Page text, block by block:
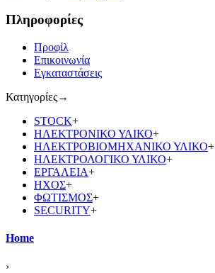
Πληροφορίες
Προφίλ
Επικοινωνία
Εγκαταστάσεις
Κατηγορίες→
STOCK+
ΗΛΕΚΤΡΟΝΙΚΟ ΥΛΙΚΟ+
ΗΛΕΚΤΡΟΒΙΟΜΗΧΑΝΙΚΟ ΥΛΙΚΟ+
ΗΛΕΚΤΡΟΛΟΓΙΚΟ ΥΛΙΚΟ+
ΕΡΓΑΛΕΙΑ+
ΗΧΟΣ+
ΦΩΤΙΣΜΟΣ+
SECURITY+
Home
›